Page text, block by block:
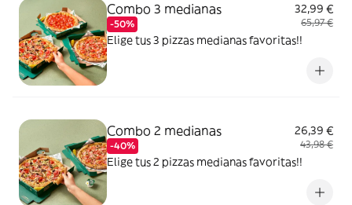
Combo 3 medianas
-50%
32,99 €
65,97 €
Elige tus 3 pizzas medianas favoritas!!
Combo 2 medianas
-40%
26,39 €
43,98 €
Elige tus 2 pizzas medianas favoritas!!